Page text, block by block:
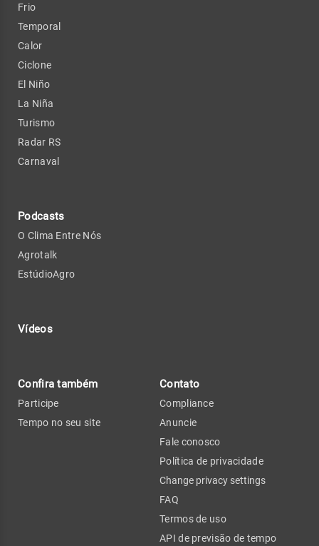
Frio
Temporal
Calor
Ciclone
El Niño
La Niña
Turismo
Radar RS
Carnaval
Podcasts
O Clima Entre Nós
Agrotalk
EstúdioAgro
Vídeos
Confira também
Participe
Tempo no seu site
Contato
Compliance
Anuncie
Fale conosco
Política de privacidade
Change privacy settings
FAQ
Termos de uso
API de previsão de tempo